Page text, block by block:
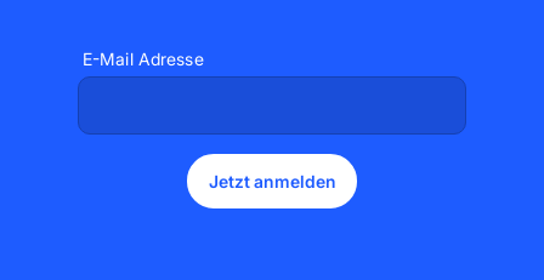
E-Mail Adresse
Jetzt anmelden